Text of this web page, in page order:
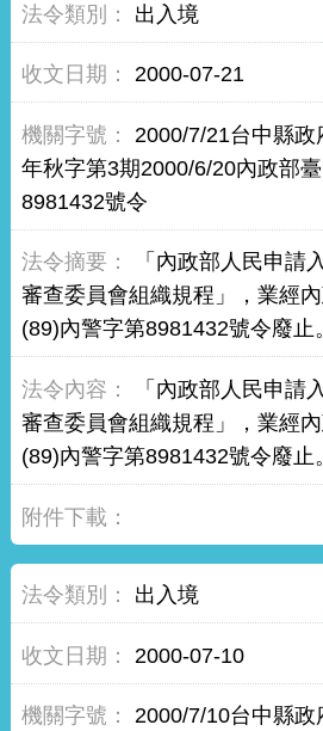
出入境
2000-07-21
2000/7/21台中縣
年秋字第3期2000/6/20內政部
8981432號令
「內政部人民申請
審查委員會組織規程」，業經
(89)內警字第8981432號令廢止。
「內政部人民申請
審查委員會組織規程」，業經
(89)內警字第8981432號令廢止。
出入境
2000-07-10
2000/7/10台中縣